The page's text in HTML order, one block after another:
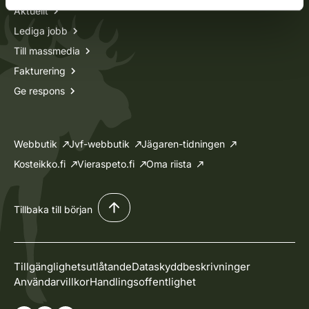
Aktuellt
Lediga jobb
Till massmedia
Fakturering
Ge respons
Webbutik Jvf-webbutik
Jägaren-tidningen
Kosteikko.fi
Vieraspeto.fi Oma riista
Tillbaka till början
TillgänglighetsutlåtandeDataskyddbeskrivninger
AnvändarvillkorHandlingsoffentlighet